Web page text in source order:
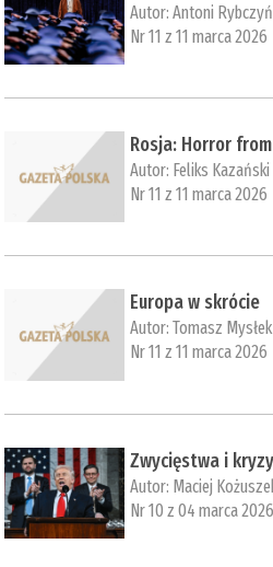
Autor:Antoni
Nr 11 z 11 marca 2026
Rosja: Horror
Autor: Feliks Kazański
Nr 11 z 11 marca 2026
Europa w skrócie
Autor:Tomasz Mysłek
Nr 11 z 11 marca 2026
Zwycięstwa i
Autor: Maciej
Nr 10 z 04 marca 2026